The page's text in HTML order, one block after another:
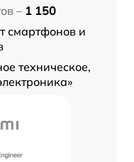
– 1 150
смартфонов и
техническое,